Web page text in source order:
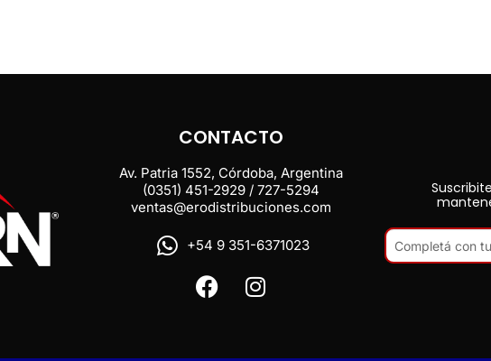
CONTACTO
Av. Patria 1552, Córdoba, Argentina
(0351) 451-2929 / 727-5294
ventas@erodistribuciones.com
+54 9 351-6371023